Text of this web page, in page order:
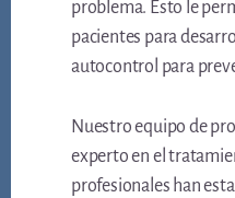
problema. Esto le
pacientes para
autocontrol para
Nuestro equipo de
experto en el
profesionales han